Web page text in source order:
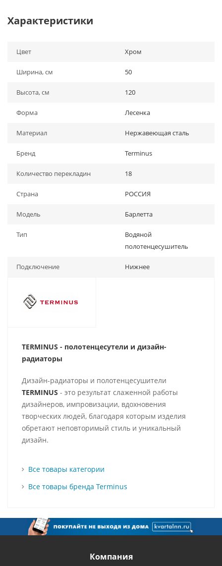
Характеристики
Цвет Хром
Ширина, см 50
Высота, см 120
Форма Лесенка
Материал Нержавеющая сталь
Бренд Terminus
Количество перекладин 18
Страна РОССИЯ
Модель Барлетта
Тип
Водяной
полотенцесушитель
Подключение Нижнее
TERMINUS - полотенцесутели и дизайн-
радиаторы
Дизайн-радиаторы и полотенцесушители
TERMINUS - это результат слаженной работы
дизайнеров, импровизации, вдохновения
творческих людей, благодаря которым изделия
обретают неповторимый стиль и уникальный
дизайн.
Все товары категории
Все товары бренда Terminus
Компания